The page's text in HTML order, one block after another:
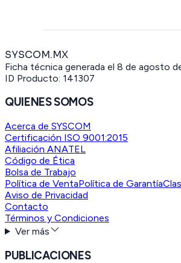
SYSCOM.MX
Ficha técnica generada el 8 de agosto
ID Producto: 141307
QUIENES SOMOS
Acerca de SYSCOM
Certificación ISO 9001:2015
Afiliación ANATEL
Código de Ética
Bolsa de Trabajo
Política de VentaPolítica de Garantía
Aviso de Privacidad
Contacto
Términos y Condiciones
Ver más
PUBLICACIONES